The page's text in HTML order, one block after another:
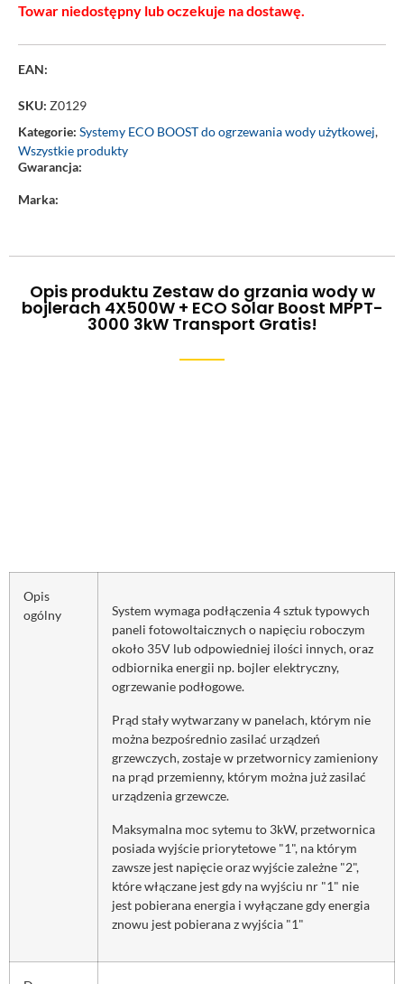
Towar niedostępny lub oczekuje na dostawę.
EAN:
SKU: Z0129
Kategorie: Systemy ECO BOOST do ogrzewania wody użytkowej,
Wszystkie produkty
Gwarancja:
Marka:
Opis produktu Zestaw do grzania wody w
bojlerach 4X500W + ECO Solar Boost MPPT-
3000 3kW Transport Gratis!
Opis
ogólny
System wymaga podłączenia 4 sztuk typowych
paneli fotowoltaicznych o napięciu roboczym
około 35V lub odpowiedniej ilości innych, oraz
odbiornika energii np. bojler elektryczny,
ogrzewanie podłogowe.
Prąd stały wytwarzany w panelach, którym nie
można bezpośrednio zasilać urządzeń
grzewczych, zostaje w przetwornicy zamieniony
na prąd przemienny, którym można już zasilać
urządzenia grzewcze.
Maksymalna moc sytemu to 3kW, przetwornica
posiada wyjście priorytetowe "1", na którym
zawsze jest napięcie oraz wyjście zależne "2",
które włączane jest gdy na wyjściu nr "1" nie
jest pobierana energia i wyłączane gdy energia
znowu jest pobierana z wyjścia "1"